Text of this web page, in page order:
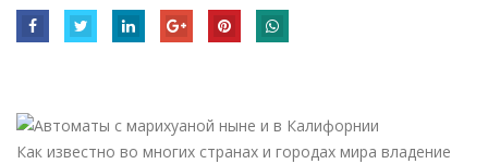
Как известно во многих странах и городах мира владение